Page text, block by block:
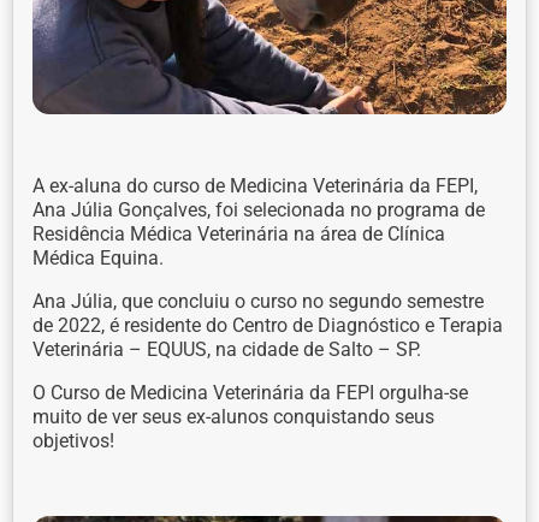
A ex-aluna do curso de Medicina Veterinária da FEPI,
Ana Júlia Gonçalves, foi selecionada no programa de
Residência Médica Veterinária na área de Clínica
Médica Equina.
Ana Júlia, que concluiu o curso no segundo semestre
de 2022, é residente do Centro de Diagnóstico e Terapia
Veterinária – EQUUS, na cidade de Salto – SP.
O Curso de Medicina Veterinária da FEPI orgulha-se
muito de ver seus ex-alunos conquistando seus
objetivos!